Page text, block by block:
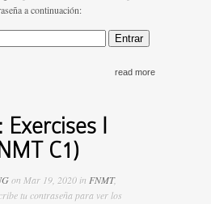
a continuación:
read more
I
C1)
on Mar 19, 2020 in FNMT,
tu contraseña para ver los